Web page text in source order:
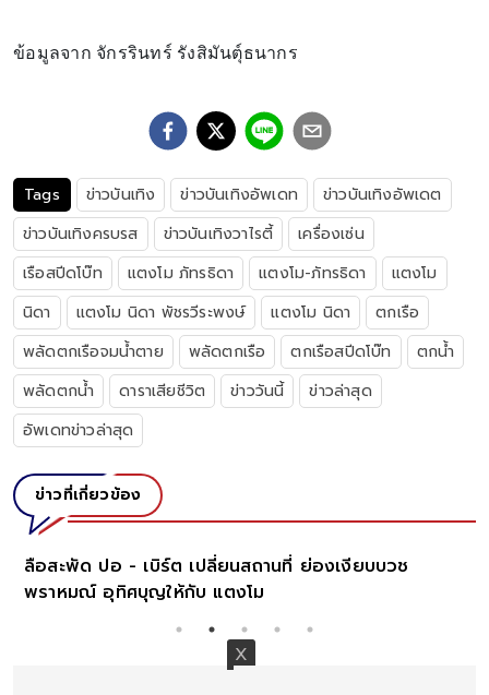
ข้อมูลจาก จักรรินทร์ รังสิมันตุ์ธนากร
Tags ข่าวบันเทิง ข่าวบันเทิงอัพเดท
ข่าวบันเทิงอัพเดต
ข่าวบันเทิงครบรส
ข่าวบันเทิงวาไรตี้
เครื่องเซ่น
เรือสปีดโบ๊ท
แตงโม ภัทรธิดา แตงโม-ภัทรธิดา
แตงโม
นิดา
แตงโม นิดา พัชรวีระพงษ์ แตงโม นิดา
ตกเรือ
พลัดตกเรือจมน้ำตาย
พลัดตกเรือ ตกเรือสปีดโบ๊ท
ตกน้ำ
พลัดตกน้ำ
ดาราเสียชีวิต ข่าววันนี้
ข่าวล่าสุด
อัพเดทข่าวล่าสุด
ข่าวที่เกี่ยวข้อง
ลือสะพัด ปอ - เบิร์ต เปลี่ยนสถานที่ ย่องเงียบบวช
พราหมณ์ อุทิศบุญให้กับ แตงโม